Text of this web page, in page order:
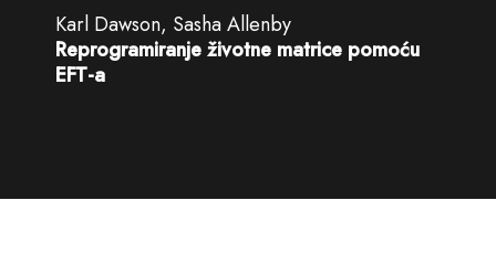
Karl Dawson, Sasha Allenby
Reprogramiranje životne matrice pomoću
EFT-a